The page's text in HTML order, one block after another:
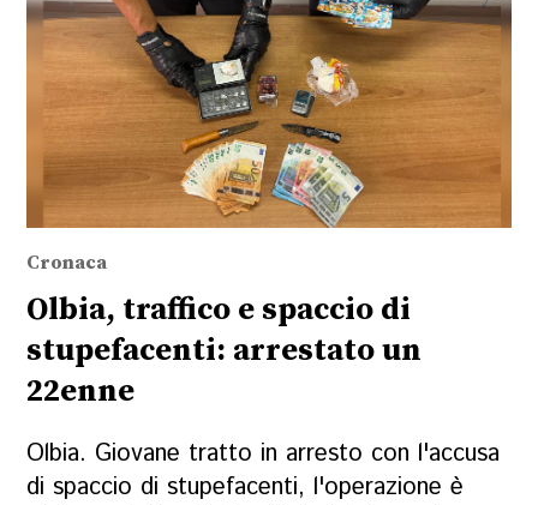
Cronaca
Olbia, traffico e spaccio di
stupefacenti: arrestato un
22enne
Olbia. Giovane tratto in arresto con l'accusa
di spaccio di stupefacenti, l'operazione è